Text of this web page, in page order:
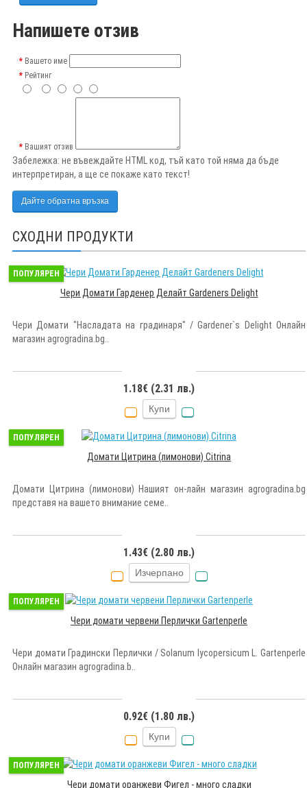
Напишете отзив
Вашето име
Рейтинг
Вашият отзив
Забележка: не въвеждайте HTML код, тъй като той няма да бъде
интерпретиран, а ще се покаже като текст!
Дайте обратна връзка
СХОДНИ ПРОДУКТИ
ПОПУЛЯРЕН
Чери Домати Гарденер Делайт Gardeners Delight
Чери Домати "Насладата на градинаря" / Gardener`s Delight Онлайн
магазин agrogradina.bg..
1.18€ (2.31 лв.)
Купи
ПОПУЛЯРЕН
Домати Цитрина (лимонови) Citrina
Домати Цитрина (лимонови) Нашият он-лайн магазин agrogradina.bg
представя на вашето внимание семе..
1.43€ (2.80 лв.)
Изчерпано
ПОПУЛЯРЕН
Чери домати червени Перлички Gartenperle
Чери домати Градински Перлички / Solanum lycopersicum L. Gartenperle
Онлайн магазин agrogradina.b..
0.92€ (1.80 лв.)
Купи
ПОПУЛЯРЕН
Чери домати оранжеви Фигел - много сладки